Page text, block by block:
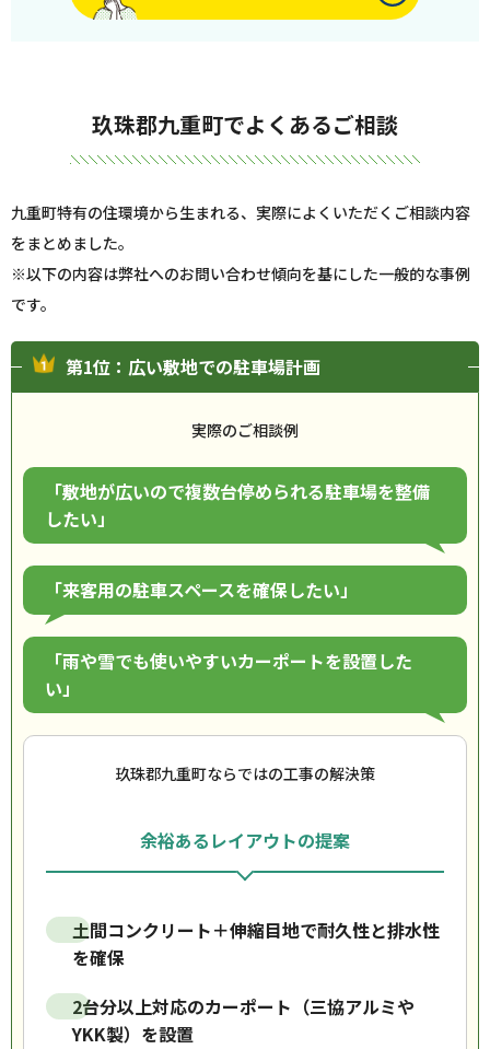
玖珠郡九重町でよくあるご相談
九重町特有の住環境から生まれる、実際によくいただくご相談内容
をまとめました。
※以下の内容は弊社へのお問い合わせ傾向を基にした一般的な事例
です。
第1位：広い敷地での駐車場計画
実際のご相談例
「敷地が広いので複数台停められる駐車場を整備
したい」
「来客用の駐車スペースを確保したい」
「雨や雪でも使いやすいカーポートを設置した
い」
玖珠郡九重町ならではの工事の解決策
余裕あるレイアウトの提案
土間コンクリート＋伸縮目地で耐久性と排水性
を確保
2台分以上対応のカーポート（三協アルミや
YKK製）を設置